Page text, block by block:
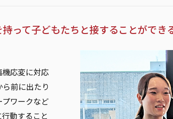
って子どもたちと接することができ
応変に対応
前に出たり
ワークなど
動すること